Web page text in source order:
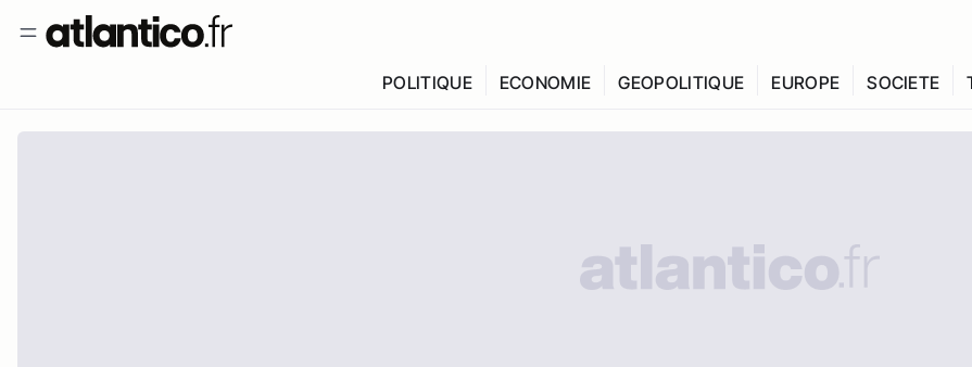
POLITIQUE ECONOMIE GEOPOLITIQUE EUROPE SOCIETE